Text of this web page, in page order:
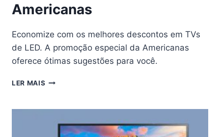
Americanas
Economize com os melhores descontos em TVs
de LED. A promoção especial da Americanas
oferece ótimas sugestões para você.
LER MAIS TVS
COM
DESCONTOS
AMERICANAS